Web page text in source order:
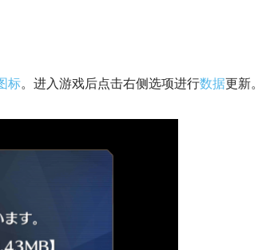
标。进入游戏后点击右侧选项进行数据更新。